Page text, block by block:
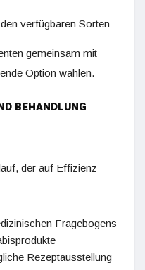
verfügbaren Sorten
gemeinsam mit
Option wählen.
BEHANDLUNG
der auf Effizienz
Fragebogens
Rezeptausstellung